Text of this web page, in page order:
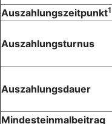
Auszahlungszeitpunkt1
Auszahlungsturnus
Auszahlungsdauer
Mindesteinmalbeitrag